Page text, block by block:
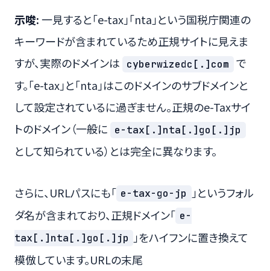
示唆:一見すると「e-tax」「nta」という国税庁関連の
キーワードが含まれているため正規サイトに見えま
すが、実際のドメインは cyberwizedc[.]com で
す。「e-tax」と「nta」はこのドメインのサブドメインと
して設定されているに過ぎません。正規のe-Taxサイ
トのドメイン（一般に e-tax[.]nta[.]go[.]jp
として知られている）とは完全に異なります。
さらに、URLパスにも「 e-tax-go-jp
」というフォル
ダ名が含まれており、正規ドメイン「 e-
tax[.]nta[.]go[.]jp
」をハイフンに置き換えて
模倣しています。URLの末尾